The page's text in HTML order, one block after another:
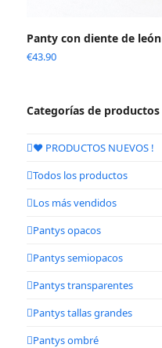
Panty con diente de león
€43.90
Categorías de productos
❤️ PRODUCTOS NUEVOS !
Todos los productos
Los más vendidos
Pantys opacos
Pantys semiopacos
Pantys transparentes
Pantys tallas grandes
Pantys ombré